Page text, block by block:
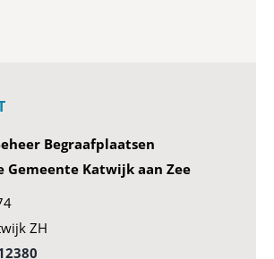
Begraafplaatsen
Gemeente Katwijk aan Zee
ZH